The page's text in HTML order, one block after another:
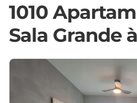
1010
Sala Grande